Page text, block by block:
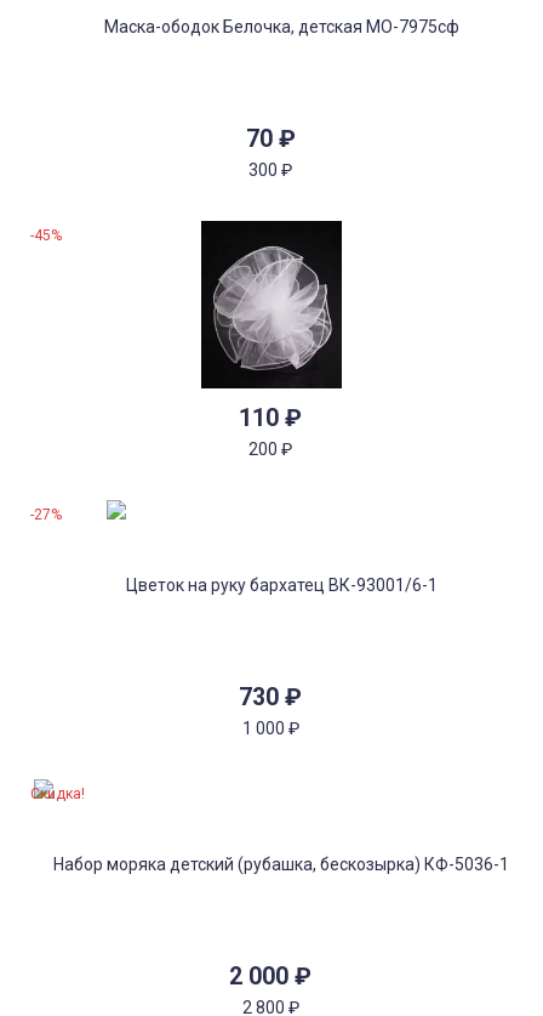
70 ₽
300 ₽
110 ₽
200 ₽
-45%
730 ₽
1 000 ₽
-27%
2 000 ₽
2 800 ₽
Скидка!